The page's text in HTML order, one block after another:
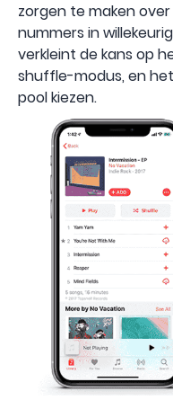
zorgen te maken
nummers in
verkleint de kans op
shuffle-modus, en
pool kiezen.